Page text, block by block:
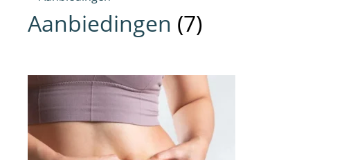
Aanbiedingen (7)